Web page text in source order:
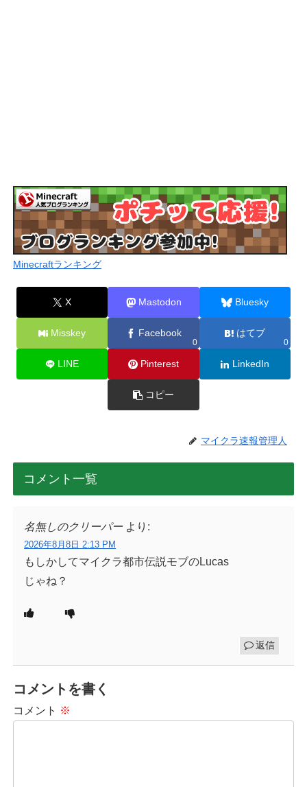
Minecraftランキング
X Mastodon Bluesky
Misskey Facebook
0
はてブ
0
LINE Pinterest LinkedIn
コピー
マイクラ速報管理人
コメント一覧
名無しのクリーパー より:
2026年8月8日 2:13 PM
もしかしてマイクラ都市伝説モブのLucas
じゃね？
返信
コメントを書く
コメント ※